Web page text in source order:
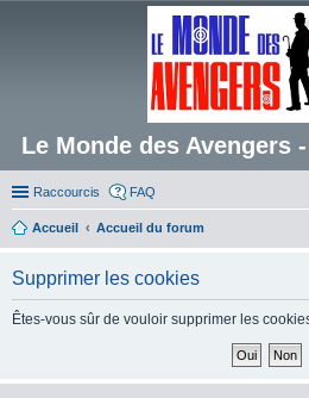
Le Monde des Avengers
Raccourcis FAQ
Accueil
Accueil du forum
Supprimer les cookies
Êtes-vous sûr de vouloir supprimer les